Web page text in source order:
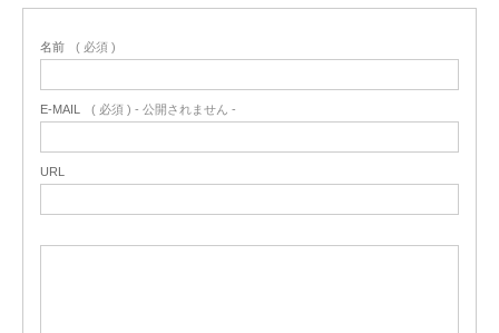
名前 ( 必須 )
E-MAIL ( 必須 ) - 公開されません -
URL